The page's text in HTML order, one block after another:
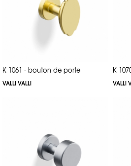
K 1061 - bouton de porte
VALLI VALLI
K
VALLI